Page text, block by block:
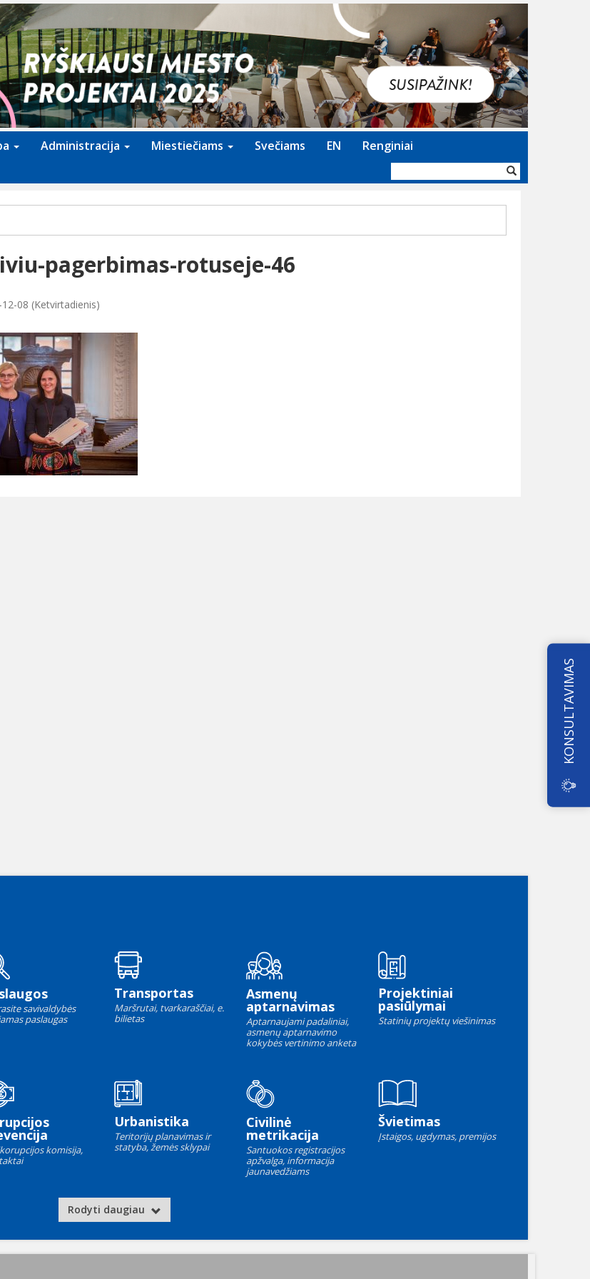
Administracija Miestiečiams Svečiams EN Renginiai
forma
pagerbimas-rotuseje-46
08 (Ketvirtadienis)
savivaldybės
paslaugas
Transportas
Maršrutai, tvarkaraščiai, e.
bilietas
Asmenų
aptarnavimas
Aptarnaujami padaliniai,
asmenų aptarnavimo
kokybės vertinimo anketa
Projektiniai
pasiūlymai
Statinių projektų viešinimas
komisija,
Urbanistika
Teritorijų planavimas ir
statyba, žemės sklypai
Civilinė
metrikacija
Santuokos registracijos
apžvalga, informacija
jaunavedžiams
Švietimas
Įstaigos, ugdymas, premijos
Rodyti daugiau
KONSULTAVIMAS